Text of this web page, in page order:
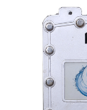
MK-TC100